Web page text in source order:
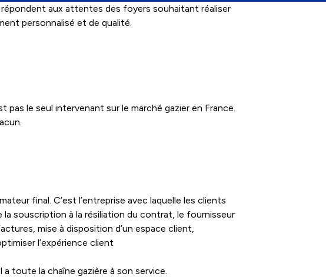
aux attentes des foyers souhaitant réaliser
personnalisé et de qualité.
le seul intervenant sur le marché gazier en France.
final. C’est l’entreprise avec laquelle les clients
souscription à la résiliation du contrat, le fournisseur
mise à disposition d’un espace client,
l’expérience client
toute la chaîne gazière à son service.